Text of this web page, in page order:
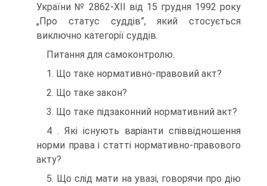
України № 2862-ХІІ від 15 грудня 1992 року
„Про статус суддів”, який стосується
виключно категорії суддів.
Питання для самоконтролю.
1. Що таке нормативно-правовий акт?
2. Що таке закон?
3. Що таке підзаконний нормативний акт?
4 . Які існують варіанти співвідношення
норми права і статті нормативно-правового
акту?
5. Що слід мати на увазі, говорячи про дію